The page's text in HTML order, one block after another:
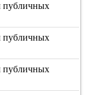
публичных
публичных
публичных